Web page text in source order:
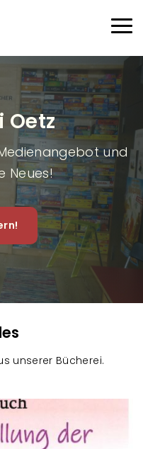
Oetz
und
Neues!
unserer Bücherei.